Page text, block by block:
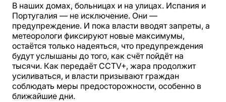
В наших домах, больницах и на улицах. Испания и
Португалия — не исключение. Они —
предупреждение. И пока власти вводят запреты, а
метеорологи фиксируют новые максимумы,
остаётся только надеяться, что предупреждения
будут услышаны до того, как счёт пойдёт на
тысячи. Как передаёт CCTV+, жара продолжит
усиливаться, и власти призывают граждан
соблюдать меры предосторожности, особенно в
ближайшие дни.